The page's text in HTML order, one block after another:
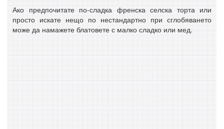
Ако предпочитате по-сладка френска селска торта или
просто искате нещо по нестандартно при сглобяването
може да намажете блатовете с малко сладко или мед.